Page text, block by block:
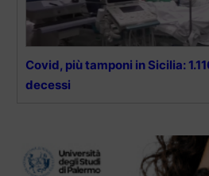
Covid, più tamponi in Sicilia:
decessi